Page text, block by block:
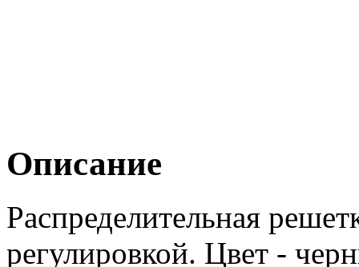
Описание
Распределительная
регулировкой. Цвет -